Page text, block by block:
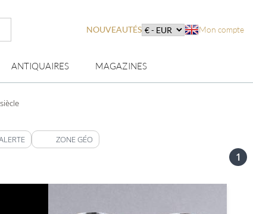
NOUVEAUTÉS Mon compte
ANTIQUAIRES MAGAZINES
ZONE GÉO
1